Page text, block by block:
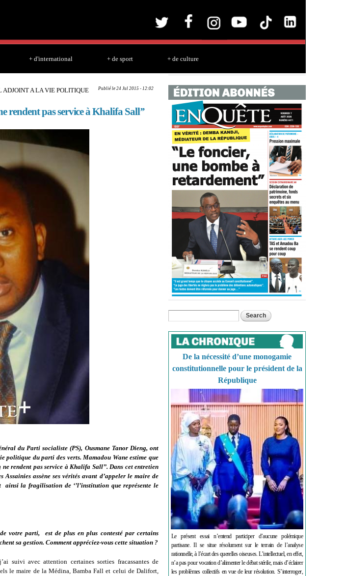
+ d'international + de sport + de culture
Publié le 24 Jul 2015 - 12:02
A LA VIE POLITIQUE
rendent pas service à Khalifa Sall’’
du Parti socialiste (PS), Ousmane Tanor Dieng, ont
du parti des verts. Mamadou Wane estime que
rendent pas service à Khalifa Sall’’. Dans cet entretien
assène ses vérités avant d’appeler le maire de
la fragilisation de ‘’l’institution que représente le
votre parti, est de plus en plus contesté par certains
sa gestion. Comment appréciez-vous cette situation ?
suivi avec attention certaines sorties fracassantes de
le maire de la Médina, Bamba Fall et celui de Dalifort,
Search form
De la nécessité d’une monogamie
constitutionnelle pour le président de la
République
Le présent essai n’entend participer d’aucune polémique
partisane. Il se situe résolument sur le terrain de l’analyse
rationnelle, à l’écart des querelles oiseuses. L’intellectuel, en effet,
n’a pas pour vocation d’alimenter le débat stérile, mais d’éclairer
les problèmes collectifs en vue de leur résolution. S’interroger,